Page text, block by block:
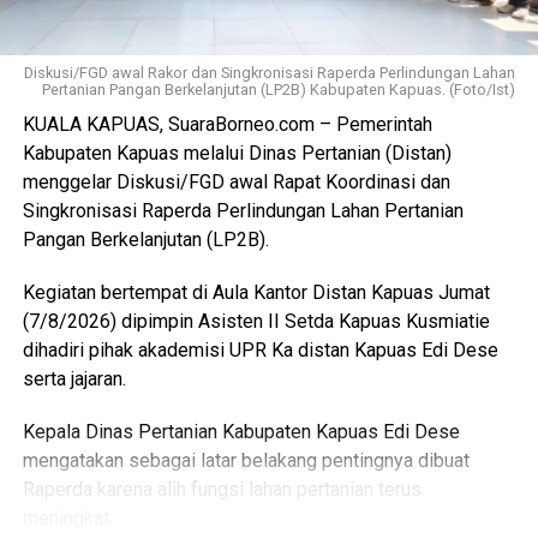
per ekor. Dana ini masuk pendapatan daerah kemudian
kembali kepada peningkatan fasilitas RPU itu sendiri.
“Pemerintah Kabupaten Kapuas berharap proses
pemotongan unggas dapat berlangsung lebih tertata
memenuhi standar kesehatan masyarakat serta
menghasilkan produk unggas yang lebih bersih serta aman
dikonsumsi,” ujarnya. (Ujg/SB)
Bagikan ke
WhatsApp
Messenger 0 Twitter/X 0
Diskusi/FGD awal Rakor dan Singkronisasi Raperda Perlindungan Lahan
Pertanian Pangan Berkelanjutan (LP2B) Kabupaten Kapuas. (Foto/Ist)
KUALA KAPUAS, SuaraBorneo.com – Pemerintah
Kabupaten Kapuas melalui Dinas Pertanian (Distan)
menggelar Diskusi/FGD awal Rapat Koordinasi dan
Singkronisasi Raperda Perlindungan Lahan Pertanian
Pangan Berkelanjutan (LP2B).
Kegiatan bertempat di Aula Kantor Distan Kapuas Jumat
(7/8/2026) dipimpin Asisten II Setda Kapuas Kusmiatie
dihadiri pihak akademisi UPR Ka distan Kapuas Edi Dese
serta jajaran.
Kepala Dinas Pertanian Kabupaten Kapuas Edi Dese
mengatakan sebagai latar belakang pentingnya dibuat
Raperda karena alih fungsi lahan pertanian terus